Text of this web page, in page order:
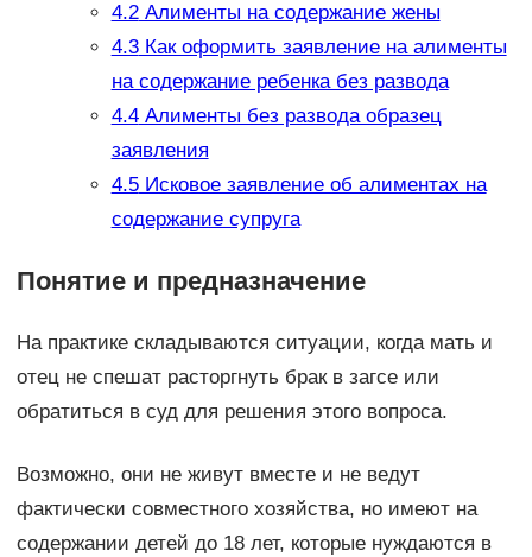
4.2Алименты на содержание жены
4.3Как оформить заявление на алименты
на содержание ребенка без развода
4.4Алименты без развода образец
заявления
4.5Исковое заявление об алиментах на
содержание супруга
Понятие и предназначение
На практике складываются ситуации, когда мать и
отец не спешат расторгнуть брак в загсе или
обратиться в суд для решения этого вопроса.
Возможно, они не живут вместе и не ведут
фактически совместного хозяйства, но имеют на
содержании детей до 18 лет, которые нуждаются в